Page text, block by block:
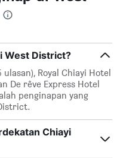
West District?
Royal Chiayi Hotel
De rêve Express Hotel
penginapan yang
Chiayi